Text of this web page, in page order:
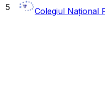
5 Colegiul Național